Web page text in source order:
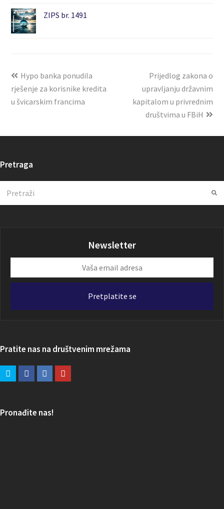
ZIPS br. 1491
Hypo banka ponudila
rješenje za korisnike kredita
u švicarskim francima
Prijedlog zakona o
upravljanju državnim
kapitalom u privrednim
društvima u FBiH
Pretraga
Newsletter
email
Pretplatite se
Pratite nas na društvenim mrežama
Pronađite nas!